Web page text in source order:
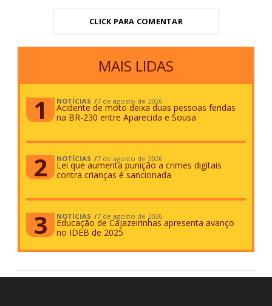
CLICK PARA COMENTAR
MAIS LIDAS
NOTÍCIAS 7 de agosto de 2026
Acidente de moto deixa duas pessoas feridas
na BR-230 entre Aparecida e Sousa
NOTÍCIAS 7 de agosto de 2026
Lei que aumenta punição a crimes digitais
contra crianças é sancionada
NOTÍCIAS 7 de agosto de 2026
Educação de Cajazeirinhas apresenta avanço
no IDEB de 2025